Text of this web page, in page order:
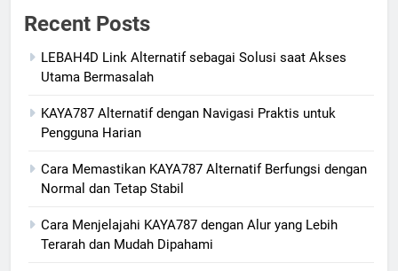
Recent Posts
LEBAH4D Link Alternatif sebagai Solusi saat Akses
Utama Bermasalah
KAYA787 Alternatif dengan Navigasi Praktis untuk
Pengguna Harian
Cara Memastikan KAYA787 Alternatif Berfungsi dengan
Normal dan Tetap Stabil
Cara Menjelajahi KAYA787 dengan Alur yang Lebih
Terarah dan Mudah Dipahami